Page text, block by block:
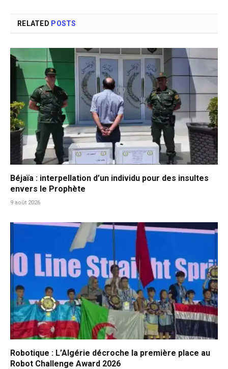
RELATED POSTS
Béjaïa : interpellation d’un individu pour des insultes
envers le Prophète
9 août 2026
Robotique : L’Algérie décroche la première place au
Robot Challenge Award 2026